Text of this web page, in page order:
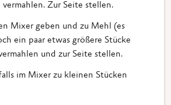
vermahlen. Zur Seite stellen.
Mixer geben und zu Mehl (es
ein paar etwas größere Stücke
und zur Seite stellen.
im Mixer zu kleinen Stücken